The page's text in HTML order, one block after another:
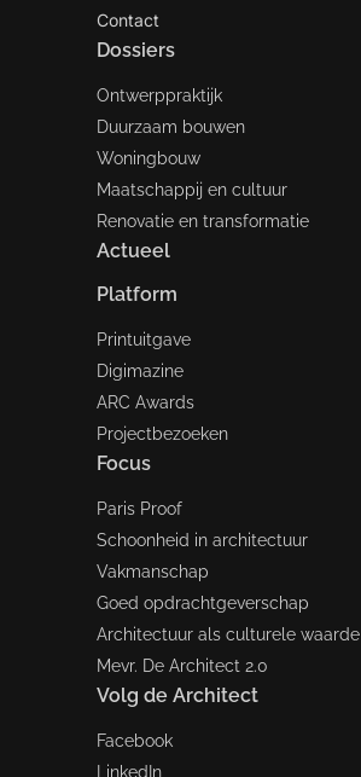
Contact
Dossiers
Ontwerppraktijk
Duurzaam bouwen
Woningbouw
Maatschappij en cultuur
Renovatie en transformatie
Actueel
Platform
Printuitgave
Digimazine
ARC Awards
Projectbezoeken
Focus
Paris Proof
Schoonheid in architectuur
Vakmanschap
Goed opdrachtgeverschap
Architectuur als culturele waarde
Mevr. De Architect 2.0
Volg de Architect
Facebook
LinkedIn